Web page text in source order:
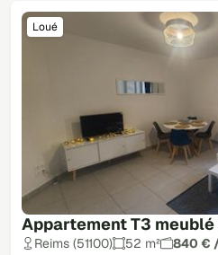
Appartement T3
Loué
Reims (51100) 52 m² 840 €